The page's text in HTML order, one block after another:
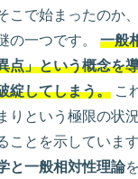
こで始まったのか
の一つです。 一般
点」という概念を
綻してしまう。 こ
りという極限の状
ことを示していま
と一般相対性理論